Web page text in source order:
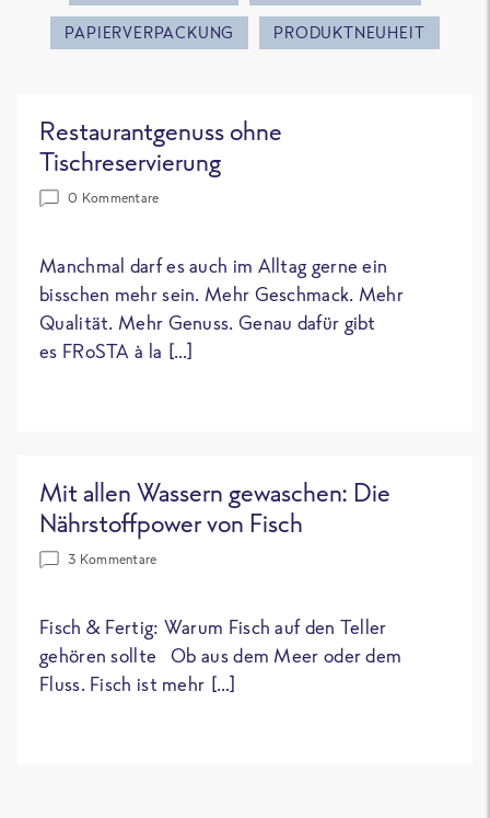
PAPIERVERPACKUNG PRODUKTNEUHEIT
Restaurantgenuss ohne
Tischreservierung
0 Kommentare
Manchmal darf es auch im Alltag gerne ein
bisschen mehr sein. Mehr Geschmack. Mehr
Qualität. Mehr Genuss. Genau dafür gibt
es FRoSTA à la […]
Mit allen Wassern gewaschen: Die
Nährstoffpower von Fisch
3 Kommentare
Fisch & Fertig: Warum Fisch auf den Teller
gehören sollte Ob aus dem Meer oder dem
Fluss. Fisch ist mehr […]